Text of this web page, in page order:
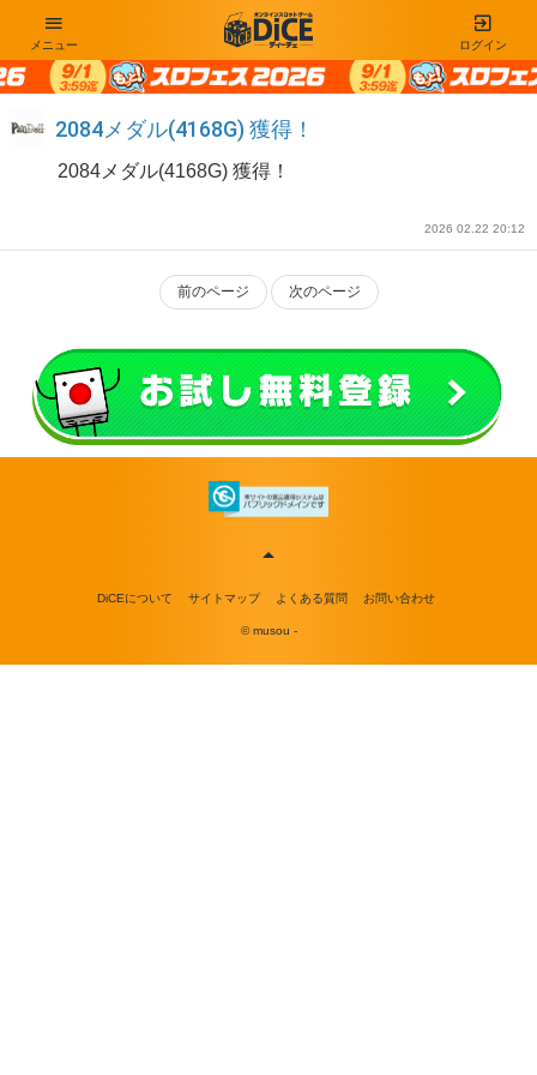
ログイン
メニュー
2084メダル(4168G) 獲得！
2084メダル(4168G) 獲得！
2026 02.22 20:12
前のページ 次のページ
DiCEについて サイトマップ よくある質問 お問い合わせ
© musou -